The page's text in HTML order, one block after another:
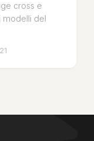
cross e
modelli del